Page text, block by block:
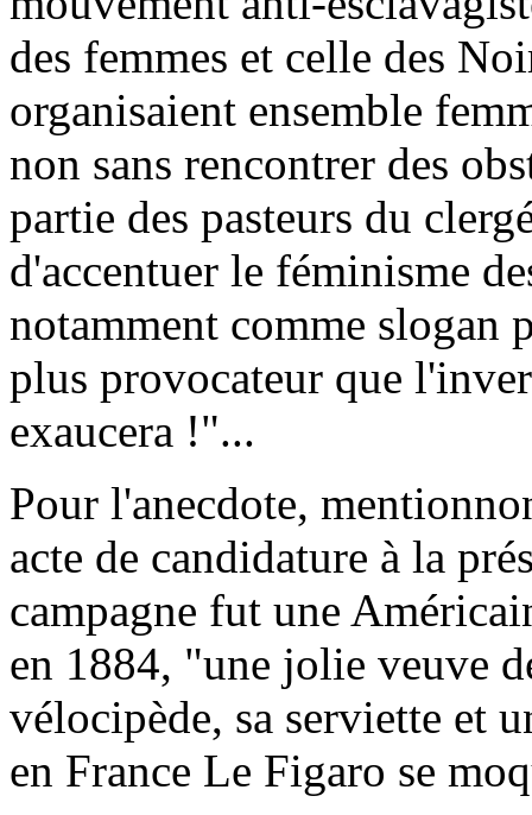
des femmes et celle des
organisaient ensemble
non sans rencontrer des
partie des pasteurs du
d'accentuer le féminisme
notamment comme slogan
plus provocateur que
exaucera !"...
Pour l'anecdote,
acte de candidature à la
campagne fut une
en 1884, "une jolie veuve
vélocipède, sa serviette et
en France Le Figaro se